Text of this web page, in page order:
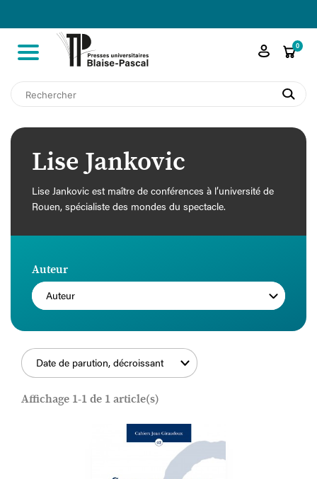
shopping_cart0

search
Lise Jankovic
Lise Jankovic est maître de conférences à l’université de
Rouen, spécialiste des mondes du spectacle.
Auteur
Auteur
Date de parution, décroissant
Affichage 1-1 de 1 article(s)